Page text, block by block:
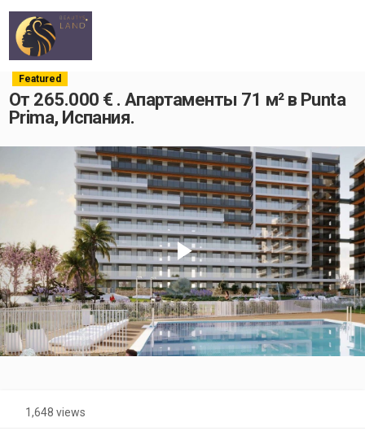
Featured
От 265.000 € . Апартаменты 71 м² в Punta
Prima, Испания.
Play
Video
1,648 views